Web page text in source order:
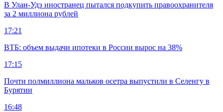
В Улан-Удэ иностранец пытался подкупить правоохранителя
за 2 миллиона рублей
17:21
ВТБ: объем выдачи ипотеки в России вырос на 38%
17:15
Почти полмиллиона мальков осетра выпустили в Селенгу в
Бурятии
16:48